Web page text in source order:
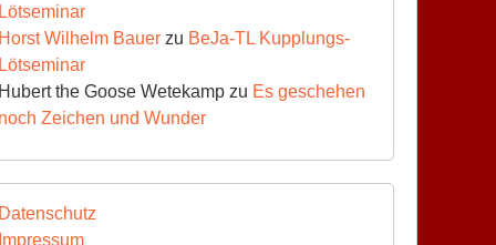
Lötseminar
Horst Wilhelm Bauerzu BeJa-TL Kupplungs-
Lötseminar
Hubert the Goose Wetekampzu Es geschehen
noch Zeichen und Wunder
Datenschutz
Impressum